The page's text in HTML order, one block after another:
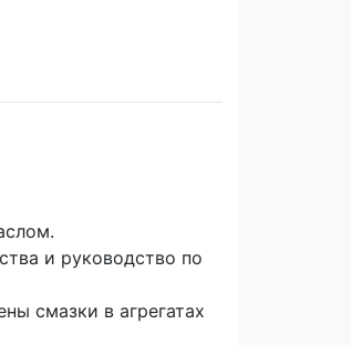
и руководство по
смазки в агрегатах